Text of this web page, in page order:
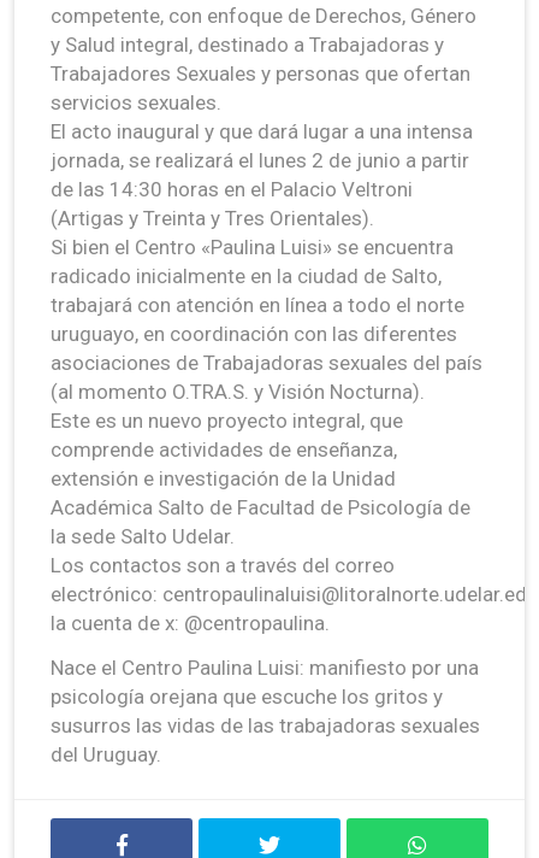
competente, con enfoque de Derechos, Género
y Salud integral, destinado a Trabajadoras y
Trabajadores Sexuales y personas que ofertan
servicios sexuales.
El acto inaugural y que dará lugar a una intensa
jornada, se realizará el lunes 2 de junio a partir
de las 14:30 horas en el Palacio Veltroni
(Artigas y Treinta y Tres Orientales).
Si bien el Centro «Paulina Luisi» se encuentra
radicado inicialmente en la ciudad de Salto,
trabajará con atención en línea a todo el norte
uruguayo, en coordinación con las diferentes
asociaciones de Trabajadoras sexuales del país
(al momento O.TRA.S. y Visión Nocturna).
Este es un nuevo proyecto integral, que
comprende actividades de enseñanza,
extensión e investigación de la Unidad
Académica Salto de Facultad de Psicología de
la sede Salto Udelar.
Los contactos son a través del correo
electrónico:
la cuenta de x: @centropaulina.
Nace el Centro Paulina Luisi: manifiesto por una
psicología orejana que escuche los gritos y
susurros las vidas de las trabajadoras sexuales
del Uruguay.